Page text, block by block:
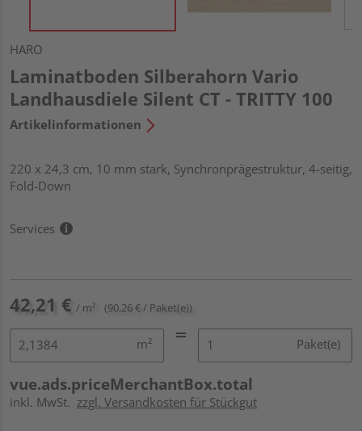
HARO
Laminatboden Silberahorn Vario
Landhausdiele Silent CT - TRITTY 100
Artikelinformationen
220 x 24,3 cm, 10 mm stark, Synchronprägestruktur, 4-seitig,
Fold-Down
Services
42,21 € / m² (90,26 € / Paket(e))
m² Paket(e)
vue.ads.priceMerchantBox.total
inkl. MwSt. zzgl. Versandkosten für Stückgut